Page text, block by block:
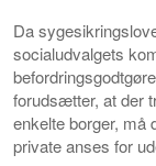
Da
socialudvalgets
forudsætter, at der
enkelte borger, må
private anses for